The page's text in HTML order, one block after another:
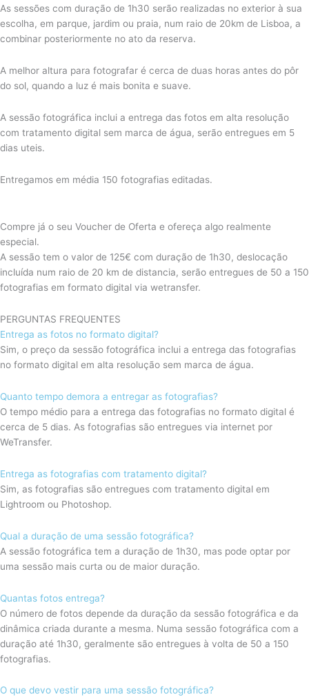
As sessões com duração de 1h30 serão realizadas no exterior à sua
escolha, em parque, jardim ou praia, num raio de 20km de Lisboa, a
combinar posteriormente no ato da reserva.
A melhor altura para fotografar é cerca de duas horas antes do pôr
do sol, quando a luz é mais bonita e suave.
A sessão fotográfica inclui a entrega das fotos em alta resolução
com tratamento digital sem marca de água, serão entregues em 5
dias uteis.
Entregamos em média 150 fotografias editadas.
Compre já o seu Voucher de Oferta e ofereça algo realmente
especial.
A sessão tem o valor de 125€ com duração de 1h30, deslocação
incluída num raio de 20 km de distancia, serão entregues de 50 a 150
fotografias em formato digital via wetransfer.
PERGUNTAS FREQUENTES
Entrega as fotos no formato digital?
Sim, o preço da sessão fotográfica inclui a entrega das fotografias
no formato digital em alta resolução sem marca de água.
Quanto tempo demora a entregar as fotografias?
O tempo médio para a entrega das fotografias no formato digital é
cerca de 5 dias. As fotografias são entregues via internet por
WeTransfer.
Entrega as fotografias com tratamento digital?
Sim, as fotografias são entregues com tratamento digital em
Lightroom ou Photoshop.
Qual a duração de uma sessão fotográfica?
A sessão fotográfica tem a duração de 1h30, mas pode optar por
uma sessão mais curta ou de maior duração.
Quantas fotos entrega?
O número de fotos depende da duração da sessão fotográfica e da
dinâmica criada durante a mesma. Numa sessão fotográfica com a
duração até 1h30, geralmente são entregues à volta de 50 a 150
fotografias.
O que devo vestir para uma sessão fotográfica?